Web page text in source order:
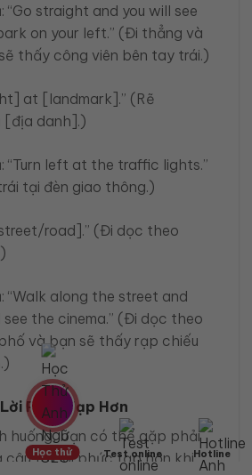
“Go straight and you will see
on your left.” (Đi thẳng và
thấy công viên bên tay trái.)
at [landmark].” (Rẽ
danh].)
“Turn left at the traffic lights.”
tại đèn giao thông.)
road].” (Đi dọc theo
“Walk along the street and
see the cinema.” (Đi dọc theo
và bạn sẽ thấy rạp chiếu
Phức Tạp Hơn
huống, bạn có thể gặp phải
câu trả lời phức tạp hơn khi
Học thử Test online Hotline